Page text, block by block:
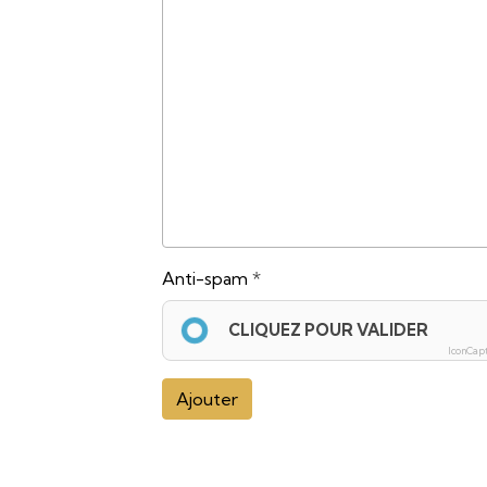
Anti-spam
CLIQUEZ POUR VALIDER
Ajouter